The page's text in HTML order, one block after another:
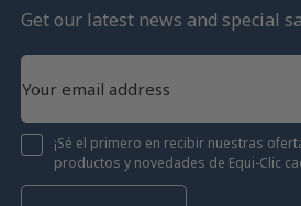
Get our latest news and special
¡Sé el primero en recibir nuestras
productos y novedades de Equi-Clic